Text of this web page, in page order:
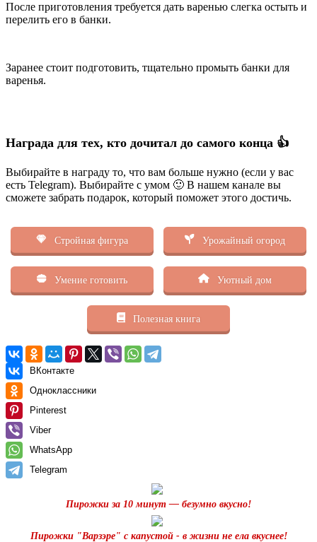
После приготовления требуется дать варенью слегка остыть и
перелить его в банки.
Заранее стоит подготовить, тщательно промыть банки для
варенья.
Награда для тех, кто дочитал до самого конца 👍
Выбирайте в награду то, что вам больше нужно (если у вас
есть Telegram). Выбирайте с умом 🙂 В нашем канале вы
сможете забрать подарок, который поможет этого достичь.
Стройная фигура Урожайный огород
Умение готовить Уютный дом
Полезная книга
ВКонтакте
Одноклассники
Pinterest
Viber
WhatsApp
Telegram
Пирожки за 10 минут — безумно вкусно!
Пирожки "Варзэре" с капустой - в жизни не ела вкуснее!